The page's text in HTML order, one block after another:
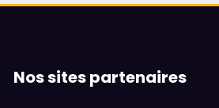
Nos sites partenaires